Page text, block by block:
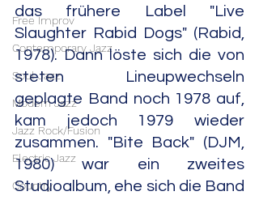
Free Improv
Contemporary Jazz
Soul Jazz
Modern Jazz
Jazz Rock/Fusion
Electric Jazz
Country
das frühere Label "Live
Slaughter Rabid Dogs" (Rabid,
1978). Dann löste sich die von
steten Lineupwechseln
geplagte Band noch 1978 auf,
kam jedoch 1979 wieder
zusammen. "Bite Back" (DJM,
1980) war ein zweites
Studioalbum, ehe sich die Band